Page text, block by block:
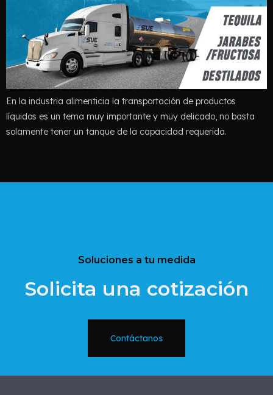
En la industria alimenticia la transportación de productos
líquidos es un tema muy importante y muy delicado, no basta
solamente tener un tanque de la capacidad requerida.
Soluciones a tu medida
Solicita una cotización
Contáctanos